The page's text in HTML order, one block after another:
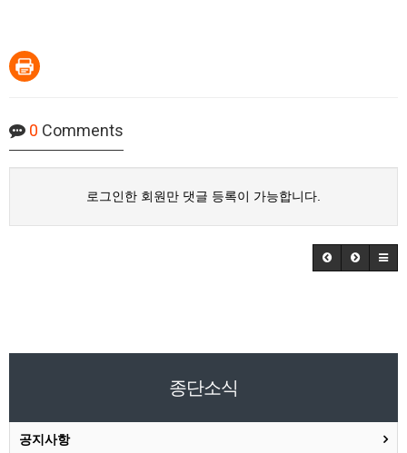
0 Comments
로그인한 회원만 댓글 등록이 가능합니다.
종단소식
공지사항